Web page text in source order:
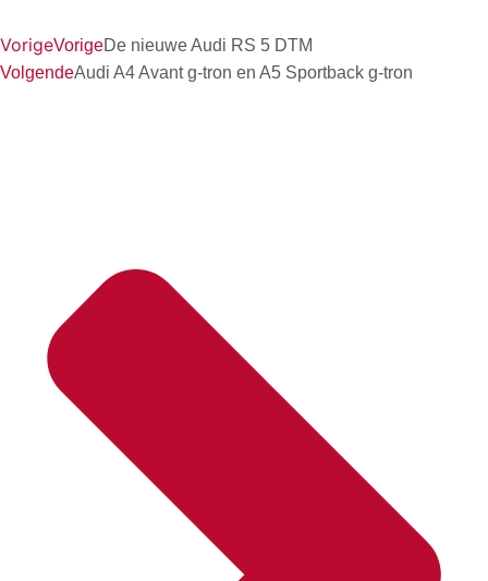
VorigeVorigeDe nieuwe Audi RS 5 DTM
VolgendeAudi A4 Avant g-tron en A5 Sportback g-tron